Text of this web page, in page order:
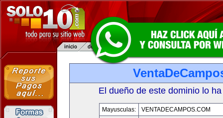
El dueño de este dominio lo
Mayusculas:
VENTADECAMPOS.COM